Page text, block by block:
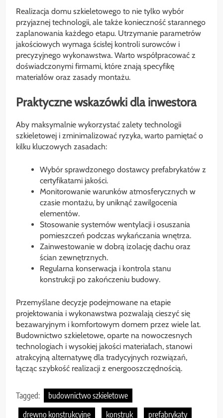
Realizacja domu szkieletowego to nie tylko wybór
przyjaznej technologii, ale także konieczność starannego
zaplanowania każdego etapu. Utrzymanie parametrów
jakościowych wymaga ścisłej kontroli surowców i
precyzyjnego wykonawstwa. Warto współpracować z
doświadczonymi firmami, które znają specyfikę
materiałów oraz zasady montażu.
Praktyczne wskazówki dla inwestora
Aby maksymalnie wykorzystać zalety technologii
szkieletowej i zminimalizować ryzyka, warto pamiętać o
kilku kluczowych zasadach:
Wybór sprawdzonego dostawcy prefabrykatów z
certyfikatami jakości.
Monitorowanie warunków atmosferycznych w
czasie montażu, by uniknąć zawilgocenia
elementów.
Stosowanie systemów wentylacji i osuszania
pomieszczeń podczas wykańczania wnętrza.
Zainwestowanie w dobrą izolację dachu oraz
ścian zewnętrznych.
Regularna konserwacja i kontrola stanu
konstrukcji po zakończeniu budowy.
Przemyślane decyzje podejmowane na etapie
projektowania i wykonawstwa pozwalają cieszyć się
bezawaryjnym i komfortowym domem przez wiele lat.
Budownictwo szkieletowe, oparte na nowoczesnych
technologiach i wysokiej jakości materiałach, stanowi
atrakcyjną alternatywę dla tradycyjnych rozwiązań,
łącząc szybkość realizacji z energooszczędnością.
Tagged:
budownictwo szkieletowe
drewno konstrukcyjne
konstruk prefabrykaty